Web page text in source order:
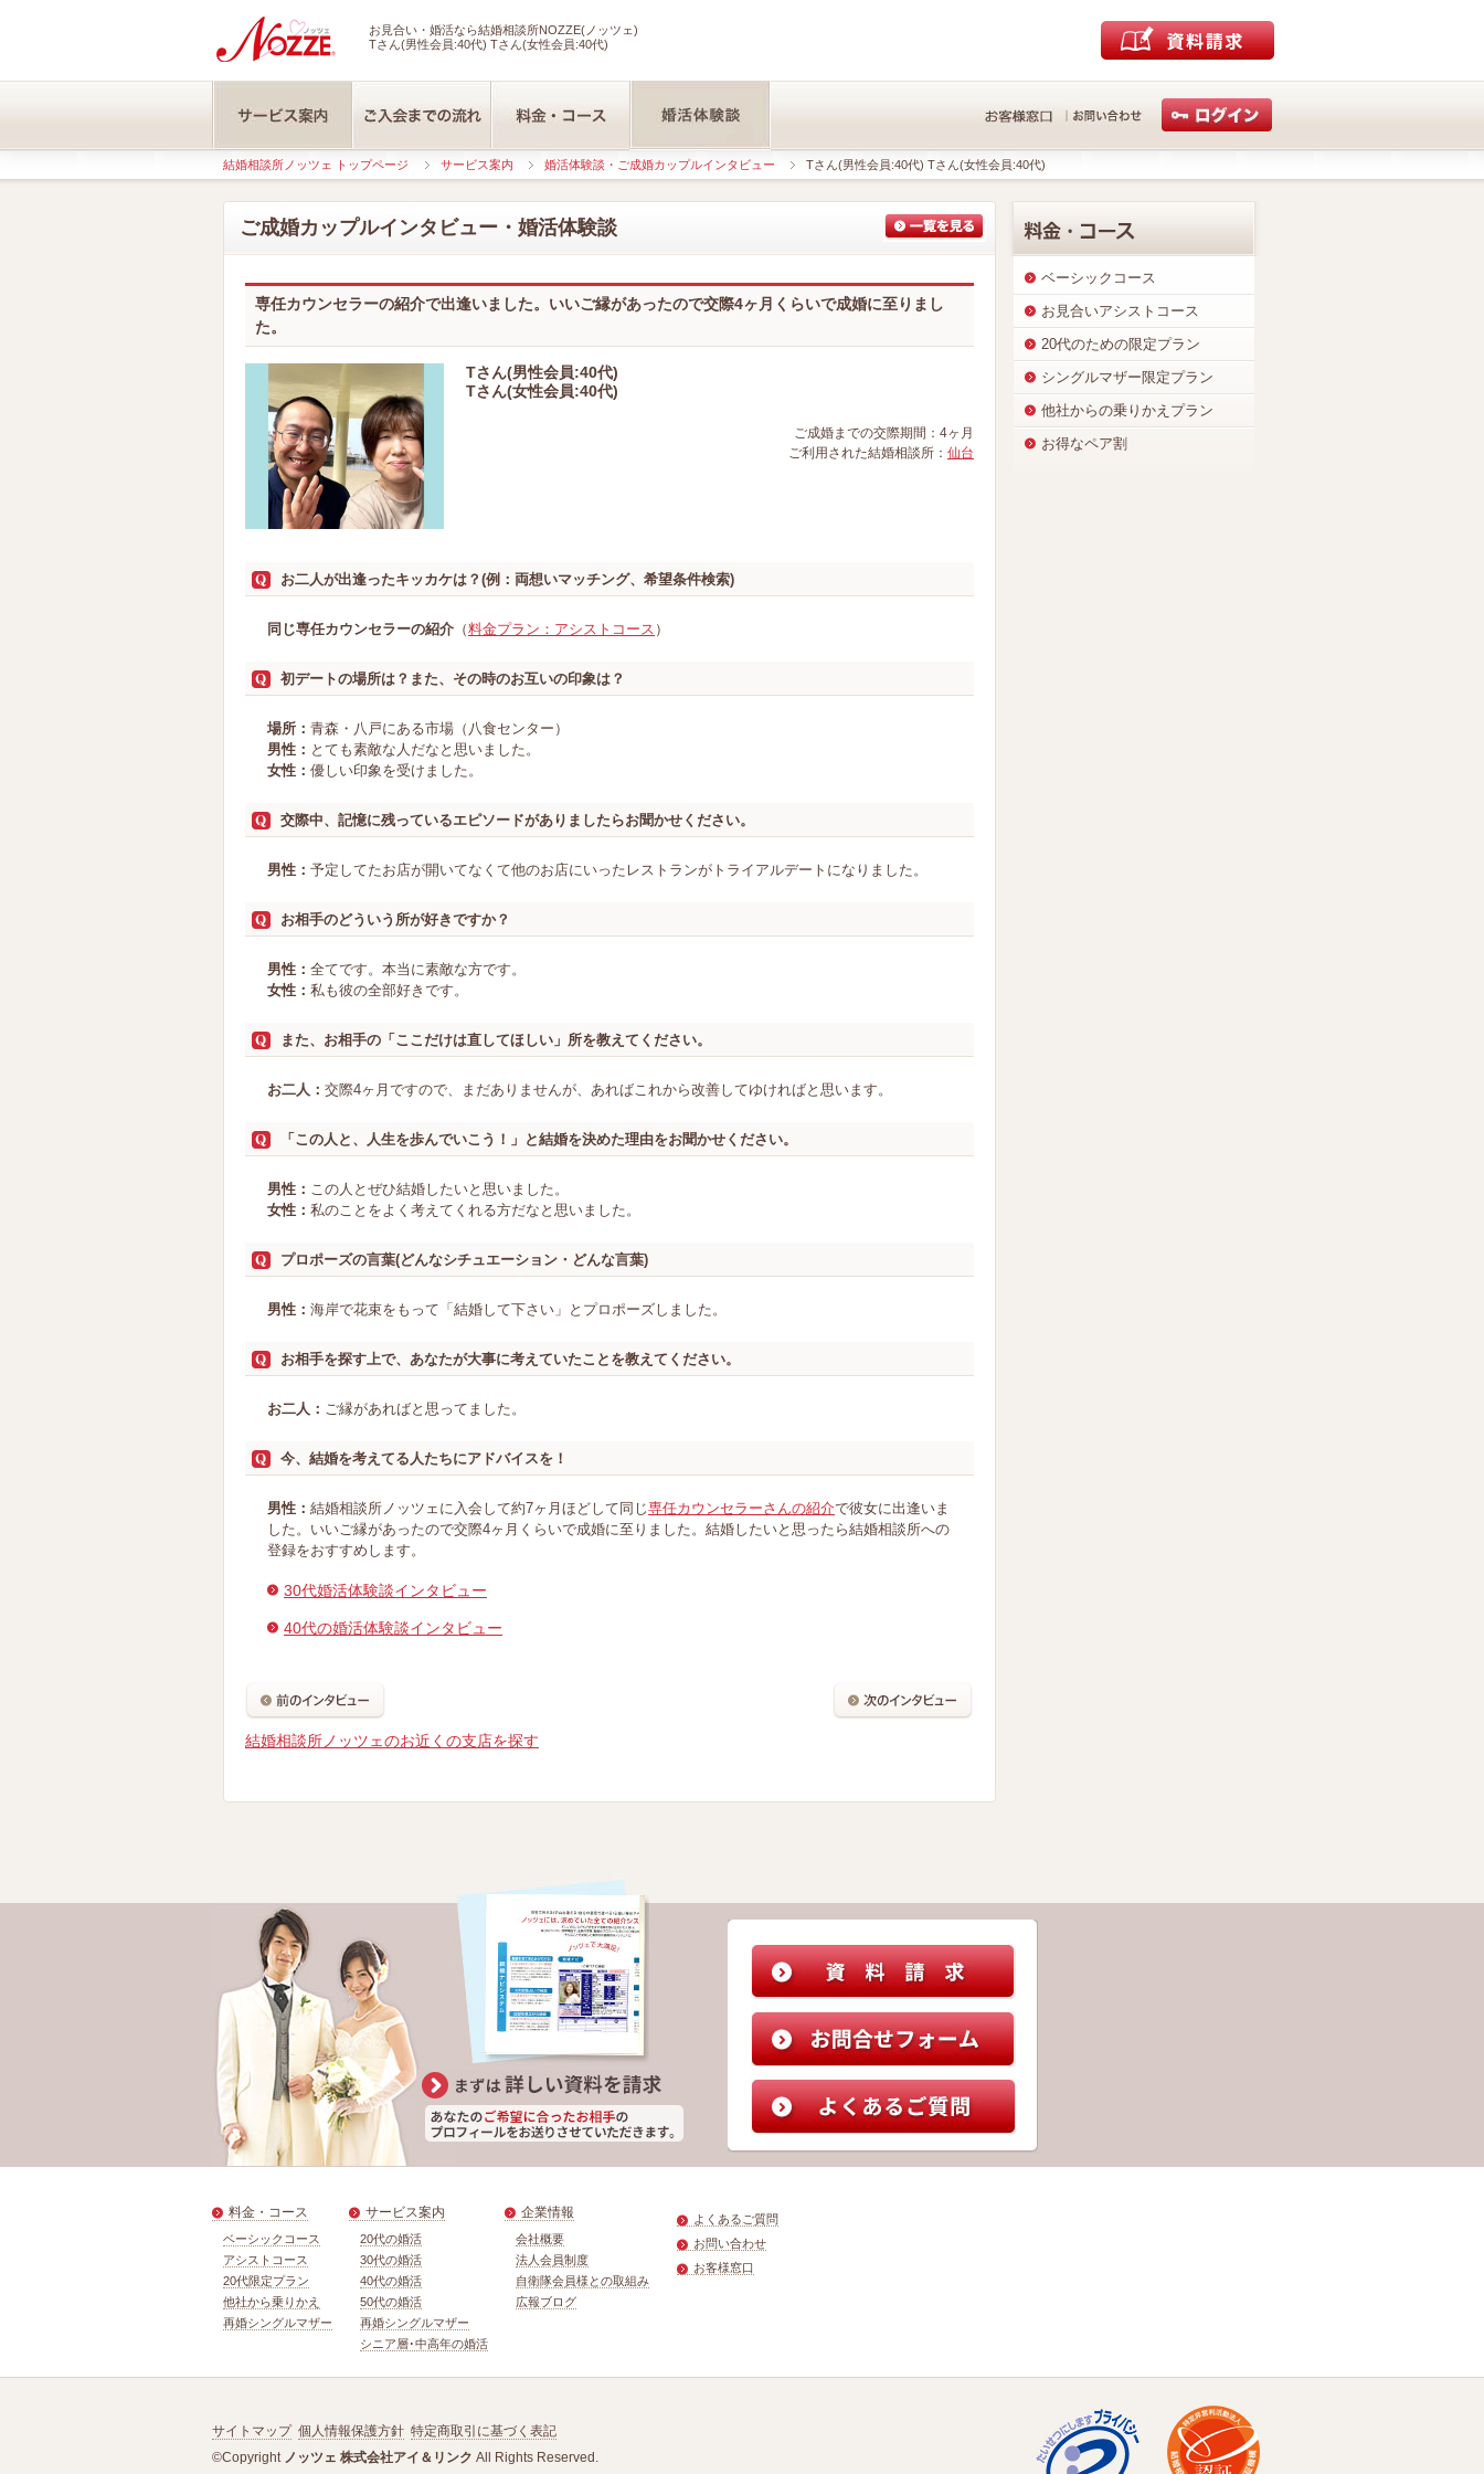
お見合い・婚活なら結婚相談所NOZZE(ノッツェ)
Tさん(男性会員:40代) Tさん(女性会員:40代)
結婚相談所ノッツェ トップページ サービス案内 婚活体験談・ご成婚カップルインタビュー Tさん(男性会員:40代) Tさん(女性会員:40代)
ご成婚カップルインタビュー・婚活体験談
専任カウンセラーの紹介で出逢いました。いいご縁があったので交際4ヶ月くらいで成婚に至りまし
た。
Tさん(男性会員:40代)
Tさん(女性会員:40代)
ご成婚までの交際期間：4ヶ月
ご利用された結婚相談所： 仙台
お二人が出逢ったキッカケは？(例：両想いマッチング、希望条件検索)
同じ専任カウンセラーの紹介 （料金プラン：アシストコース ）
初デートの場所は？また、その時のお互いの印象は？
場所： 青森・八戸にある市場（八食センター）
男性： とても素敵な人だなと思いました。
女性： 優しい印象を受けました。
交際中、記憶に残っているエピソードがありましたらお聞かせください。
男性： 予定してたお店が開いてなくて他のお店にいったレストランがトライアルデートになりました。
お相手のどういう所が好きですか？
男性： 全てです。本当に素敵な方です。
女性： 私も彼の全部好きです。
また、お相手の「ここだけは直してほしい」所を教えてください。
お二人： 交際4ヶ月ですので、まだありませんが、あればこれから改善してゆければと思います。
「この人と、人生を歩んでいこう！」と結婚を決めた理由をお聞かせください。
男性： この人とぜひ結婚したいと思いました。
女性： 私のことをよく考えてくれる方だなと思いました。
プロポーズの言葉(どんなシチュエーション・どんな言葉)
男性： 海岸で花束をもって「結婚して下さい」とプロポーズしました。
お相手を探す上で、あなたが大事に考えていたことを教えてください。
お二人： ご縁があればと思ってました。
今、結婚を考えてる人たちにアドバイスを！
男性： 結婚相談所ノッツェに入会して約7ヶ月ほどして同じ専任カウンセラーさんの紹介で彼女に出逢いま
した。いいご縁があったので交際4ヶ月くらいで成婚に至りました。結婚したいと思ったら結婚相談所への
登録をおすすめします。
30代婚活体験談インタビュー
40代の婚活体験談インタビュー
結婚相談所ノッツェのお近くの支店を探す
ベーシックコース
お見合いアシストコース
20代のための限定プラン
シングルマザー限定プラン
他社からの乗りかえプラン
お得なペア割
料金・コース
ベーシックコース
アシストコース
20代限定プラン
他社から乗りかえ
再婚シングルマザー
サービス案内
20代の婚活
30代の婚活
40代の婚活
50代の婚活
再婚シングルマザー
シニア層･中高年の婚活
企業情報
会社概要
法人会員制度
自衛隊会員様との取組み
広報ブログ
よくあるご質問
お問い合わせ
お客様窓口
サイトマップ 個人情報保護方針 特定商取引に基づく表記
©Copyright ノッツェ 株式会社アイ＆リンク All Rights Reserved.